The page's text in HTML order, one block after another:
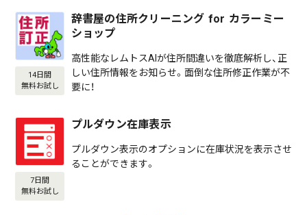
14日間
無料お試し
辞書屋の住所クリーニング for カラーミー
ショップ
高性能なレムトスAIが住所間違いを徹底解析し、正
しい住所情報をお知らせ。面倒な住所修正作業が不
要に！
7日間
無料お試し
プルダウン在庫表示
プルダウン表示のオプションに在庫状況を表示させ
ることができます。